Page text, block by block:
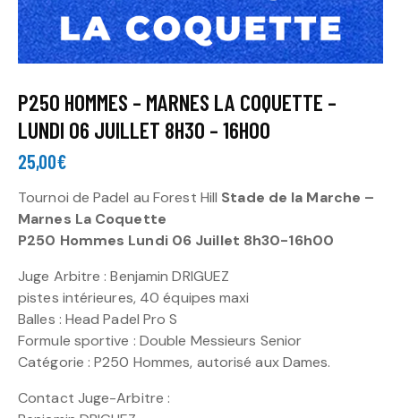
P250 HOMMES – MARNES LA COQUETTE –
LUNDI 06 JUILLET 8H30 – 16H00
25,00€
Tournoi de Padel au Forest Hill Stade de la Marche –
Marnes La Coquette
P250 Hommes Lundi 06 Juillet 8h30-16h00
Juge Arbitre : Benjamin DRIGUEZ
pistes intérieures, 40 équipes maxi
Balles : Head Padel Pro S
Formule sportive : Double Messieurs Senior
Catégorie : P250 Hommes, autorisé aux Dames.
Contact Juge-Arbitre :